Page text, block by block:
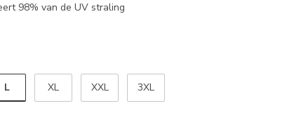
98% van de UV straling
L XL XXL 3XL